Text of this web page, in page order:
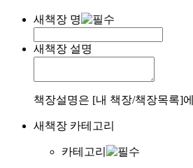
새책장 명
새책장 설명
책장설명은 [내 책장/책장목록]
새책장 카테고리
카테고리